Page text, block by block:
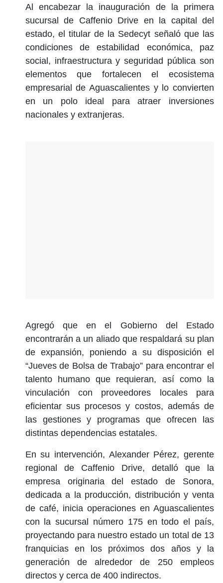
Al encabezar la inauguración de la primera
sucursal de Caffenio Drive en la capital del
estado, el titular de la Sedecyt señaló que las
condiciones de estabilidad económica, paz
social, infraestructura y seguridad pública son
elementos que fortalecen el ecosistema
empresarial de Aguascalientes y lo convierten
en un polo ideal para atraer inversiones
nacionales y extranjeras.
Agregó que en el Gobierno del Estado
encontrarán a un aliado que respaldará su plan
de expansión, poniendo a su disposición el
“Jueves de Bolsa de Trabajo” para encontrar el
talento humano que requieran, así como la
vinculación con proveedores locales para
eficientar sus procesos y costos, además de
las gestiones y programas que ofrecen las
distintas dependencias estatales.
En su intervención, Alexander Pérez, gerente
regional de Caffenio Drive, detalló que la
empresa originaria del estado de Sonora,
dedicada a la producción, distribución y venta
de café, inicia operaciones en Aguascalientes
con la sucursal número 175 en todo el país,
proyectando para nuestro estado un total de 13
franquicias en los próximos dos años y la
generación de alrededor de 250 empleos
directos y cerca de 400 indirectos.